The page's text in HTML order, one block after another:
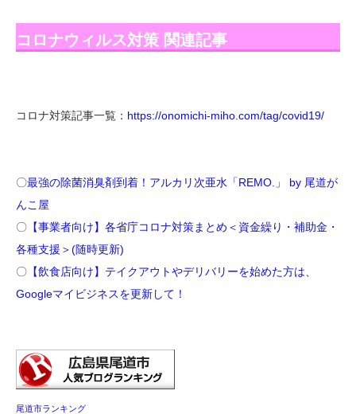
コロナウィルス対策 関連記事
コロナ対策記事一覧： https://onomichi-miho.com/tag/covid19/
〇最強の除菌消臭剤到着！アルカリ次亜水「REMO.」 by 尾道が
んこ屋
〇 【事業者向け】各省庁コロナ対策まとめ＜資金繰り・補助金・
各種支援＞(随時更新)
〇 【飲食店向け】テイクアウトやデリバリーを始めた方は、
Googleマイビジネスを更新して！
尾道市ランキング